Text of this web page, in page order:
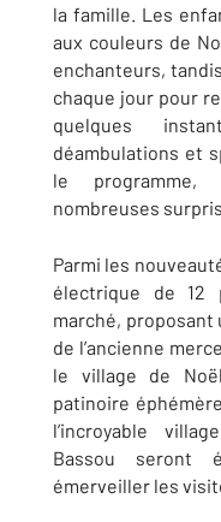
la famille. Les
aux couleurs de
enchanteurs,
chaque jour pour
quelques
déambulations et
le
nombreuses
Parmi les
électrique de 12
marché,
de l’ancienne
le village de
patinoire
l’incroyable
Bassou seront
émerveiller les